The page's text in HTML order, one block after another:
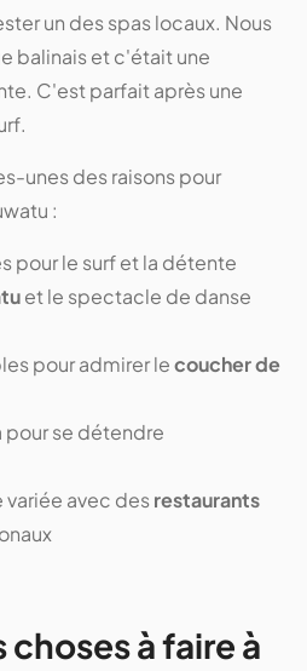
un des spas locaux. Nous
balinais et c'était une
C'est parfait après une
unes des raisons pour
:
pour le surf et la détente
et le spectacle de danse
pour admirer lecoucher de
pour se détendre
variée avec desrestaurants
choses à faire à